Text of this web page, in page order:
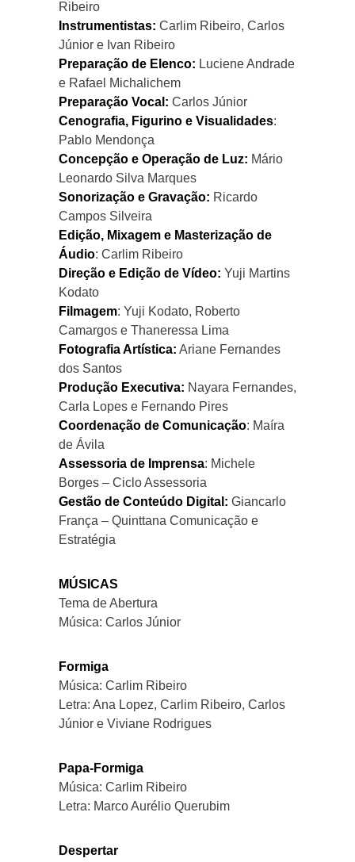
Ribeiro
Instrumentistas: Carlim Ribeiro, Carlos
Júnior e Ivan Ribeiro
Preparação de Elenco: Luciene Andrade
e Rafael Michalichem
Preparação Vocal: Carlos Júnior
Cenografia, Figurino e Visualidades:
Pablo Mendonça
Concepção e Operação de Luz: Mário
Leonardo Silva Marques
Sonorização e Gravação: Ricardo
Campos Silveira
Edição, Mixagem e Masterização de
Áudio: Carlim Ribeiro
Direção e Edição de Vídeo: Yuji Martins
Kodato
Filmagem: Yuji Kodato, Roberto
Camargos e Thaneressa Lima
Fotografia Artística: Ariane Fernandes
dos Santos
Produção Executiva: Nayara Fernandes,
Carla Lopes e Fernando Pires
Coordenação de Comunicação: Maíra
de Ávila
Assessoria de Imprensa: Michele
Borges – Ciclo Assessoria
Gestão de Conteúdo Digital: Giancarlo
França – Quinttana Comunicação e
Estratégia
MÚSICAS
Tema de Abertura
Música: Carlos Júnior
Formiga
Música: Carlim Ribeiro
Letra: Ana Lopez, Carlim Ribeiro, Carlos
Júnior e Viviane Rodrigues
Papa-Formiga
Música: Carlim Ribeiro
Letra: Marco Aurélio Querubim
Despertar